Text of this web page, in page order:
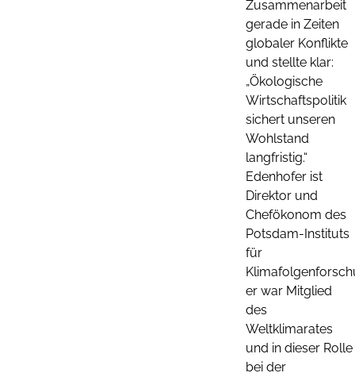
Zusammenarbeit
gerade in Zeiten
globaler Konflikte
und stellte klar:
„Ökologische
Wirtschaftspolitik
sichert unseren
Wohlstand
langfristig.“
Edenhofer ist
Direktor und
Chefökonom des
Potsdam-Instituts
für
er war Mitglied
des
Weltklimarates
und in dieser Rolle
bei der